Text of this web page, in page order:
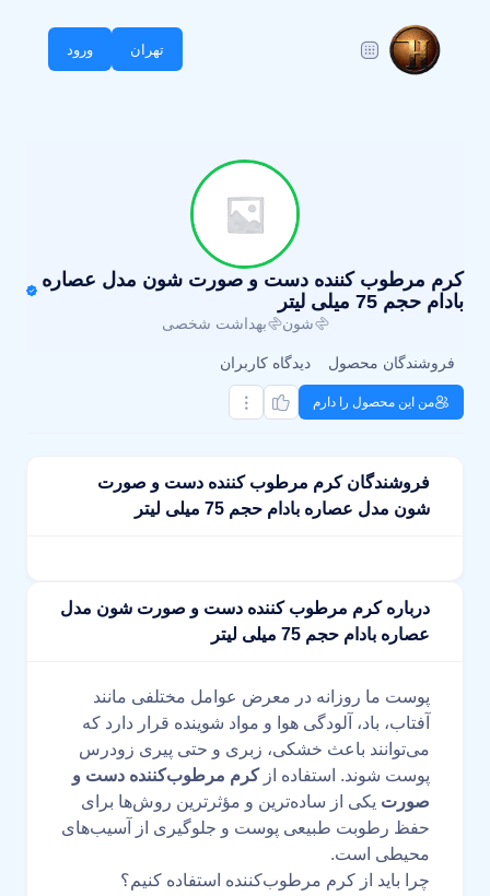
تهران ورود
کرم مرطوب کننده دست و صورت شون مدل عصاره
بادام حجم 75 میلی لیتر
شون بهداشت شخصی
فروشندگان محصول دیدگاه کاربران
من این محصول را دارم
فروشندگان کرم مرطوب کننده دست و صورت
شون مدل عصاره بادام حجم 75 میلی لیتر
درباره کرم مرطوب کننده دست و صورت شون مدل
عصاره بادام حجم 75 میلی لیتر
پوست ما روزانه در معرض عوامل مختلفی مانند
آفتاب، باد، آلودگی هوا و مواد شوینده قرار دارد که
می‌توانند باعث خشکی، زبری و حتی پیری زودرس
پوست شوند. استفاده ازکرم مرطوب‌کننده دست و
صورت یکی از ساده‌ترین و مؤثرترین روش‌ها برای
حفظ رطوبت طبیعی پوست و جلوگیری از آسیب‌های
محیطی است.
چرا باید از کرم مرطوب‌کننده استفاده کنیم؟